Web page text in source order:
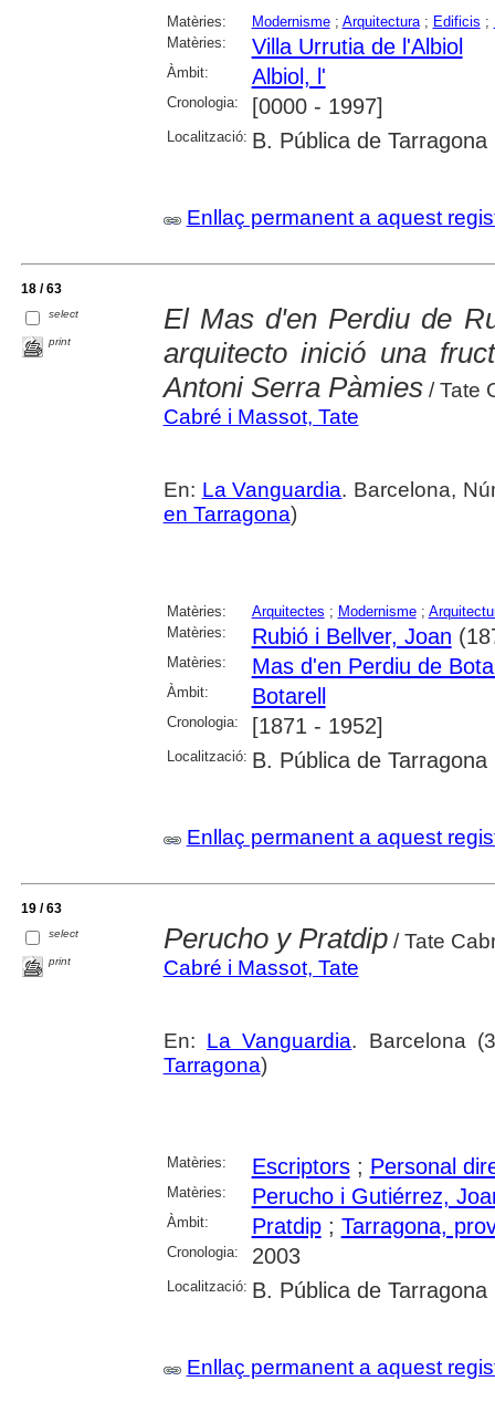
Matèries: Modernisme; Arquitectura; Edificis ;
Matèries:
Villa Urrutia de l'Albiol
Àmbit: Albiol, l'
Cronologia: [0000 - 1997]
Localització: B. Pública de Tarragona
Enllaç permanent a aquest
18 / 63
select
print
El Mas d'en Perdiu de
arquitecto inició una
Antoni Serra Pàmies/ Tate
Cabré i Massot, Tate
En: La Vanguardia. Barcelona,
en Tarragona)
Matèries: Arquitectes ; Modernisme;
Matèries:
Rubió i Bellver, Joan
Matèries: Mas d'en Perdiu de
Àmbit: Botarell
Cronologia: [1871 - 1952]
Localització: B. Pública de Tarragona
Enllaç permanent a aquest
19 / 63
select
print
Perucho y Pratdip/ Tate
Cabré i Massot, Tate
En: La Vanguardia. Barcelona
Tarragona)
Matèries: Escriptors; Personal
Matèries: Perucho i Gutiérrez,
Àmbit: Pratdip; Tarragona,
Cronologia: 2003
Localització: B. Pública de Tarragona
Enllaç permanent a aquest